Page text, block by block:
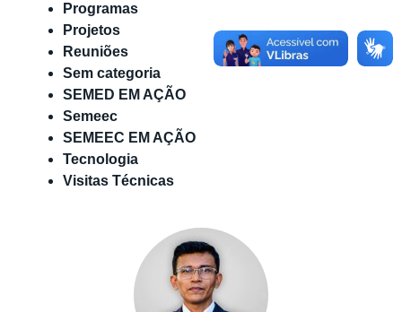
Programas
Projetos
Reuniões
Sem categoria
SEMED EM AÇÃO
Semeec
SEMEEC EM AÇÃO
Tecnologia
Visitas Técnicas